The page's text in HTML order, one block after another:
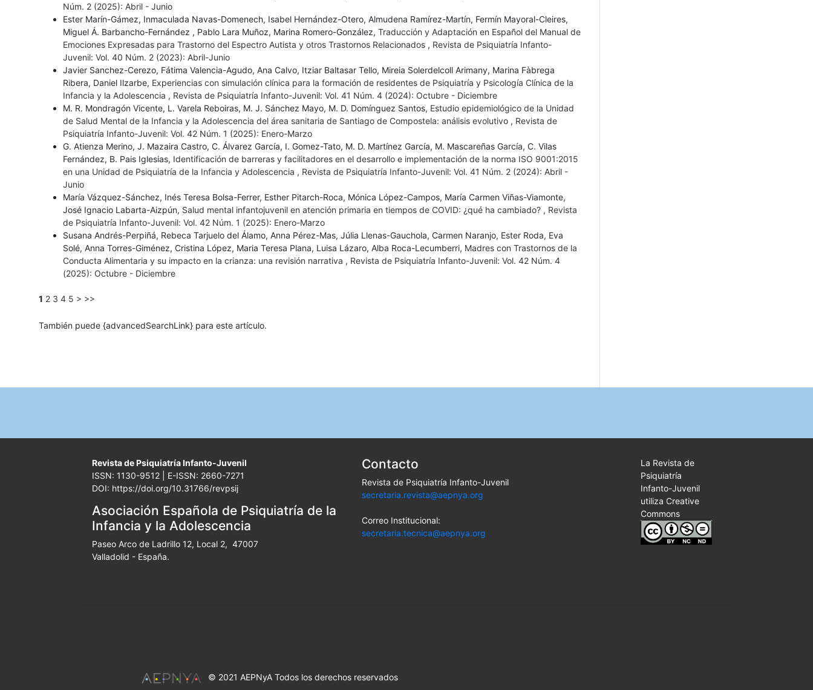
Núm. 2 (2025): Abril - Junio
Ester Marín-Gámez, Inmaculada Navas-Domenech, Isabel Hernández-Otero, Almudena Ramírez-Martín, Fermín Mayoral-Cleires,
Miguel Á. Barbancho-Fernández , Pablo Lara Muñoz, Marina Romero-González, Traducción y Adaptación en Español del Manual de
Emociones Expresadas para Trastorno del Espectro Autista y otros Trastornos Relacionados , Revista de Psiquiatría Infanto-
Juvenil: Vol. 40 Núm. 2 (2023): Abril-Junio
Javier Sanchez-Cerezo, Fátima Valencia-Agudo, Ana Calvo, Itziar Baltasar Tello, Mireia Solerdelcoll Arimany, Marina Fàbrega
Ribera, Daniel Ilzarbe, Experiencias con simulación clínica para la formación de residentes de Psiquiatría y Psicología Clínica de la
Infancia y la Adolescencia , Revista de Psiquiatría Infanto-Juvenil: Vol. 41 Núm. 4 (2024): Octubre - Diciembre
M. R. Mondragón Vicente, L. Varela Reboiras, M. J. Sánchez Mayo, M. D. Domínguez Santos, Estudio epidemiológico de la Unidad
de Salud Mental de la Infancia y la Adolescencia del área sanitaria de Santiago de Compostela: análisis evolutivo , Revista de
Psiquiatría Infanto-Juvenil: Vol. 42 Núm. 1 (2025): Enero-Marzo
G. Atienza Merino, J. Mazaira Castro, C. Álvarez García, I. Gomez-Tato, M. D. Martínez García, M. Mascareñas García, C. Vilas
Fernández, B. Pais Iglesias, Identificación de barreras y facilitadores en el desarrollo e implementación de la norma ISO 9001:2015
en una Unidad de Psiquiatría de la Infancia y Adolescencia , Revista de Psiquiatría Infanto-Juvenil: Vol. 41 Núm. 2 (2024): Abril -
Junio
María Vázquez-Sánchez, Inés Teresa Bolsa-Ferrer, Esther Pitarch-Roca, Mónica López-Campos, María Carmen Viñas-Viamonte,
José Ignacio Labarta-Aizpún, Salud mental infantojuvenil en atención primaria en tiempos de COVID: ¿qué ha cambiado? , Revista
de Psiquiatría Infanto-Juvenil: Vol. 42 Núm. 1 (2025): Enero-Marzo
Susana Andrés-Perpiñá, Rebeca Tarjuelo del Álamo, Anna Pérez-Mas, Júlia Llenas-Gauchola, Carmen Naranjo, Ester Roda, Eva
Solé, Anna Torres-Giménez, Cristina López, Maria Teresa Plana, Luisa Lázaro, Alba Roca-Lecumberri, Madres con Trastornos de la
Conducta Alimentaria y su impacto en la crianza: una revisión narrativa , Revista de Psiquiatría Infanto-Juvenil: Vol. 42 Núm. 4
(2025): Octubre - Diciembre
1 2 3 4 5 > >>
También puede {advancedSearchLink} para este artículo.
Revista de Psiquiatría Infanto-Juvenil
ISSN: 1130-9512 | E-ISSN: 2660-7271
DOI: https://doi.org/10.31766/revpsij
Asociación Española de Psiquiatría de la
Infancia y la Adolescencia
Paseo Arco de Ladrillo 12, Local 2, 47007
Valladolid - España.
Contacto
Revista de Psiquiatría Infanto-Juvenil
secretaria.revista@aepnya.org
Correo Institucional:
secretaria.tecnica@aepnya.org
La Revista de
Psiquiatría
Infanto-Juvenil
utiliza Creative
Commons
© 2021 AEPNyA Todos los derechos reservados